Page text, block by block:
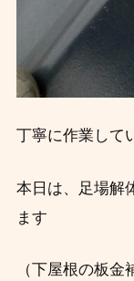
丁寧に作業して
本日は、足場解
ます
（下屋根の板